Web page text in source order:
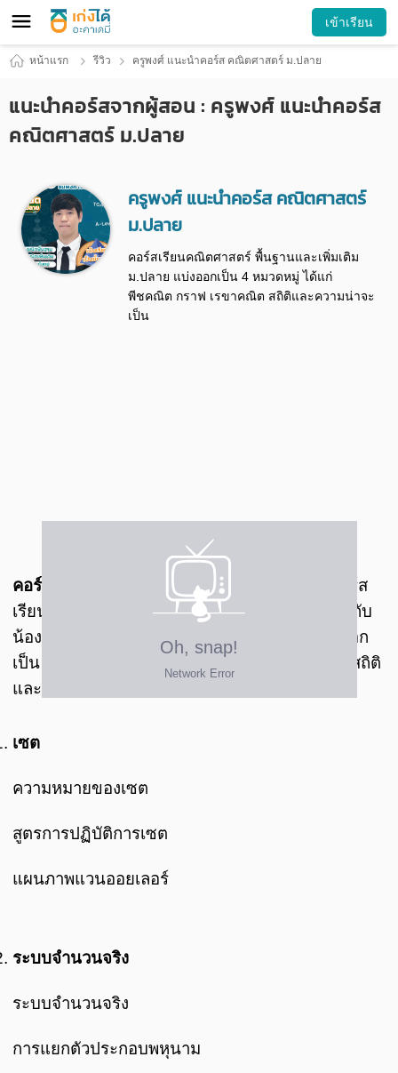
เข้าเรียน
หน้าแรก รีวิว ครูพงศ์ แนะนำคอร์ส คณิตศาสตร์ ม.ปลาย
แนะนำคอร์สจากผู้สอน : ครูพงศ์ แนะนำคอร์ส
คณิตศาสตร์ ม.ปลาย
ครูพงศ์ แนะนำคอร์ส คณิตศาสตร์
ม.ปลาย
คอร์สเรียนคณิตศาสตร์ พื้นฐานและเพิ่มเติม
ม.ปลาย แบ่งออกเป็น 4 หมวดหมู่ ได้แก่
พีชคณิต กราฟ เรขาคณิต สถิติและความน่าจะ
เป็น
คอร์สเรียนคณิตศาสตร์ พื้นฐาน ม.ปลาย :
เป็นคอร์ส
เรียนที่เน้นในส่วนของการปูพื้นฐานด้านเนื้อหาให้กับ
น้องๆ โดยมีทั้งหมด 8บทเรียนด้วยกัน ซึ่งจะแบ่งออก
เป็น 4 หมวดหมู่ ได้แก่ พีชคณิต กราฟ เรขาคณิต สถิติ
และความน่าจะเป็น ดังนี้
เซต
ความหมายของเซต
สูตรการปฏิบัติการเซต
แผนภาพแวนออยเลอร์
ระบบจำนวนจริง
ระบบจำนวนจริง
การแยกตัวประกอบพหุนาม